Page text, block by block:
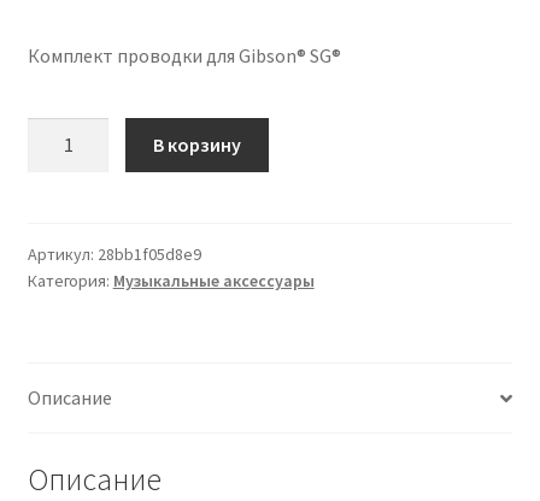
Комплект проводки для Gibson® SG®
for
Gibson®
В корзину
Артикул: 28bb1f05d8e9
Категория: Музыкальные аксессуары
Описание
Описание